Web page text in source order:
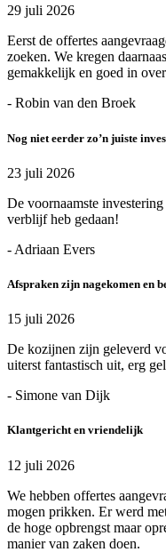
29 juli 2026
Eerst de offertes
zoeken. We kregen
gemakkelijk en goed in
- Robin van den Broek
Nog niet eerder zo’n juiste
23 juli 2026
De voornaamste
verblijf heb gedaan!
- Adriaan Evers
Afspraken zijn nagekomen en
15 juli 2026
De kozijnen zijn geleverd
uiterst fantastisch uit, erg
- Simone van Dijk
Klantgericht en vriendelijk
12 juli 2026
We hebben offertes
mogen prikken. Er werd
de hoge opbrengst maar
manier van zaken doen.